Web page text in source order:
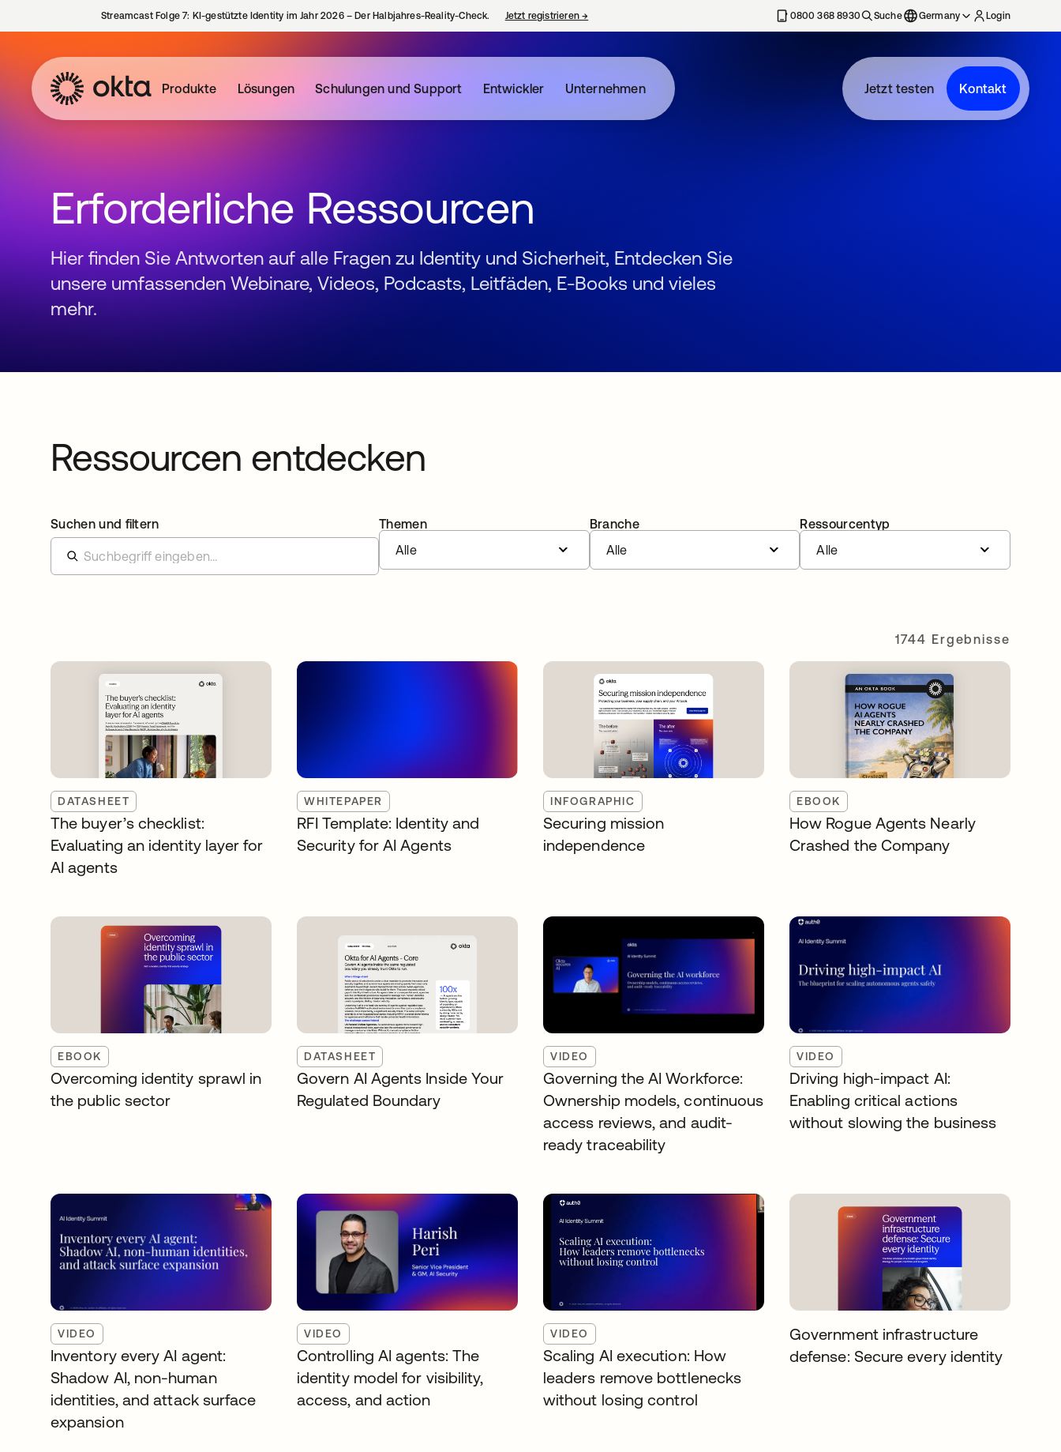
Streamcast Folge 7: KI-gestützte Identity im Jahr 2026 – Der Halbjahres-Reality-Check. Jetzt registrieren→ 0800 368 8930 Suche Germany Login
Produkte Lösungen Schulungen und Support Entwickler Unternehmen Jetzt testen Kontakt
Erforderliche Ressourcen
Hier finden Sie Antworten auf alle Fragen zu Identity und Sicherheit, Entdecken Sie
unsere umfassenden Webinare, Videos, Podcasts, Leitfäden, E-Books und vieles
mehr.
Ressourcen entdecken
Suchen und filtern
Themen
Alle
Branche
Alle
Ressourcentyp
Alle
1744 Ergebnisse
DATASHEET
The buyer’s checklist:
Evaluating an identity layer for
AI agents
WHITEPAPER
RFI Template: Identity and
Security for AI Agents
INFOGRAPHIC
Securing mission
independence
EBOOK
How Rogue Agents Nearly
Crashed the Company
EBOOK
Overcoming identity sprawl in
the public sector
DATASHEET
Govern AI Agents Inside Your
Regulated Boundary
VIDEO
Governing the AI Workforce:
Ownership models, continuous
access reviews, and audit-
ready traceability
VIDEO
Driving high-impact AI:
Enabling critical actions
without slowing the business
VIDEO
Inventory every AI agent:
Shadow AI, non-human
identities, and attack surface
expansion
VIDEO
Controlling AI agents: The
identity model for visibility,
access, and action
VIDEO
Scaling AI execution: How
leaders remove bottlenecks
without losing control
Government infrastructure
defense: Secure every identity